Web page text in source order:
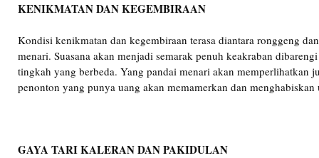
KENIKMATAN DAN KEGEMBIRAAN
Kondisi kenikmatan dan kegembiraan terasa diantara ronggeng
menari. Suasana akan menjadi semarak penuh keakraban
tingkah yang berbeda. Yang pandai menari akan memperlihatkan
penonton yang punya uang akan memamerkan dan menghabiskan
GAYA TARI KALERAN DAN PAKIDULAN